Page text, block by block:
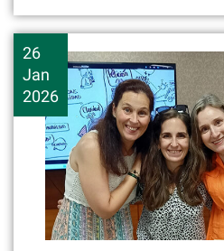
26
Jan
2026